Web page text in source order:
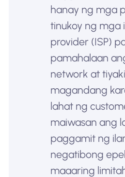
hanay ng mga
tinukoy ng mga
provider (ISP)
pamahalaan
network at
magandang
lahat ng
maiwasan ang
paggamit ng
negatibong
maaaring